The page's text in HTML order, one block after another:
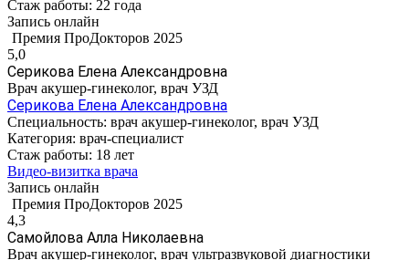
Стаж работы: 22 года
Запись онлайн
Премия ПроДокторов 2025
5,0
Серикова Елена Александровна
Врач акушер-гинеколог, врач УЗД
Серикова Елена Александровна
Специальность: врач акушер-гинеколог, врач УЗД
Категория: врач-специалист
Стаж работы: 18 лет
Видео-визитка врача
Запись онлайн
Премия ПроДокторов 2025
4,3
Самойлова Алла Николаевна
Врач акушер-гинеколог, врач ультразвуковой диагностики